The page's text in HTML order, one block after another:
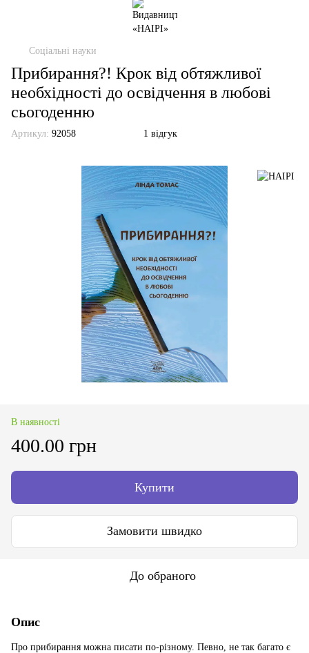
Соціальні науки
Прибирання?! Крок від обтяжливої
необхідності до освідчення в любові
сьогоденню
Артикул: 92058 1 відгук
В наявності
400.00 грн
Купити
Замовити швидко
До обраного
Опис
Про прибирання можна писати по-різному. Певно, не так багато є